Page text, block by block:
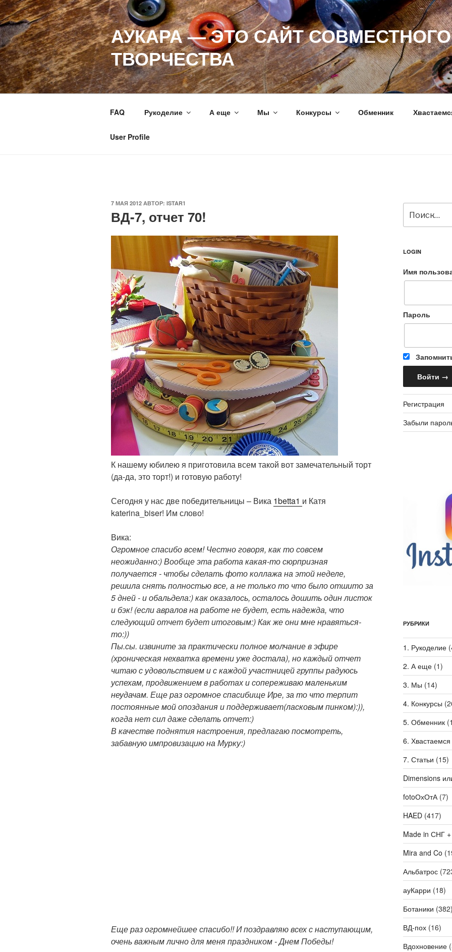
Перейти
к
содержимому
АУКАРА — ЭТО САЙТ СОВМЕСТНОГО
ТВОРЧЕСТВА
FAQ Рукоделие А еще Мы Конкурсы Обменник
User Profile
ОПУБЛИКОВАНО
7 МАЯ 2012 АВТОР: ISTAR1
ВД-7, отчет 70!
К нашему юбилею я приготовила всем такой вот замечательный торт
(да-да, это торт!) и готовую работу!
Сегодня у нас две победительницы – Вика 1betta1 и Катя
katerina_biser! Им слово!
Вика:
Огромное спасибо всем! Честно говоря, как то совсем
неожиданно:) Вообще эта работа какая-то сюрпризная
получается - чтобы сделать фото коллажа на этой неделе,
решила снять полностью все, а не только то что было отшито за
5 дней - и обальдела:) как оказалось, осталось дошить один листок
и бэк! (если авралов на работе не будет, есть надежда, что
следующий отчет будет итоговым:) Как же они мне нравяться-
то:))
Пы.сы. извините за практически полное молчание в эфире
(хроническая нехватка времени уже достала), но каждый отчет
читаю с удовольствием и с каждой участницей группы радуюсь
успехам, продвижением в работах и сопереживаю маленьким
неудачам. Еще раз огромное спасибище Ире, за то что терпит
постоянные мой опоздания и поддерживает(ласковым пинком):)),
когда нет сил даже сделать отчет:)
В качестве поднятия настроения, предлагаю посмотреть,
забавную импровизацию на Мурку:)
Еще раз огромнейшее спасибо!! И поздравляю всех с наступающим,
очень важным лично для меня праздником - Днем Победы!
LOGIN
Имя
Пароль
Регистрация
Забыли
РУБРИКИ
1. Рукоделие
2. А еще(1)
3. Мы (14)
4. Конкурсы
5. Обменник
6. Хвастаемся
7. Статьи (15)
Dimensions
fotoОхОтА(7)
HAED(417)
Made in СНГ
Mira and Co
Альбатрос
ауКарри (18)
Ботаники
ВД-пох(16)
Вдохновение